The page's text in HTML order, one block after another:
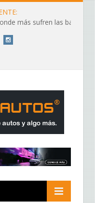
más sufren las baterías?
Instagram